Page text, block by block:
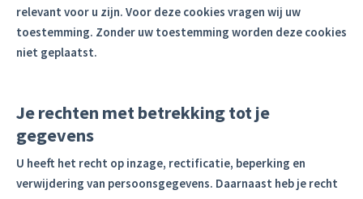
relevant voor u zijn. Voor deze cookies vragen wij uw
toestemming. Zonder uw toestemming worden deze cookies
niet geplaatst.
Je rechten met betrekking tot je
gegevens
U heeft het recht op inzage, rectificatie, beperking en
verwijdering van persoonsgegevens. Daarnaast heb je recht